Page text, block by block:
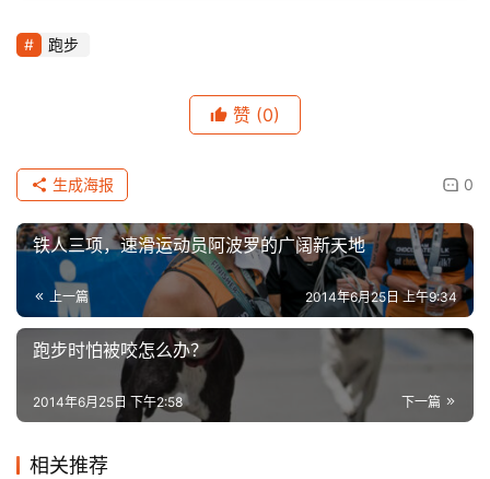
跑步
赞 (0)
0
生成海报
铁人三项，速滑运动员阿波罗的广阔新天地
上一篇 2014年6月25日 上午9:34
跑步时怕被咬怎么办？
下一篇
2014年6月25日 下午2:58
相关推荐